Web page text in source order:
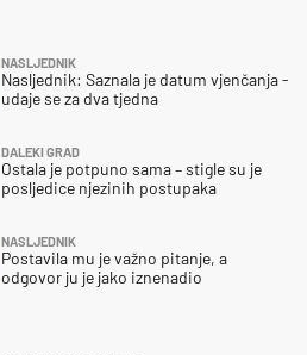
NASLJEDNIK
Nasljednik: Saznala je datum vjenčanja -
udaje se za dva tjedna
DALEKI GRAD
Ostala je potpuno sama – stigle su je
posljedice njezinih postupaka
NASLJEDNIK
Postavila mu je važno pitanje, a
odgovor ju je jako iznenadio